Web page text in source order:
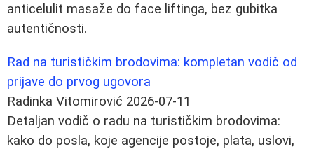
anticelulit masaže do face liftinga, bez gubitka
autentičnosti.
Rad na turističkim brodovima: kompletan vodič od
prijave do prvog ugovora
Radinka Vitomirović 2026-07-11
Detaljan vodič o radu na turističkim brodovima:
kako do posla, koje agencije postoje, plata, uslovi,